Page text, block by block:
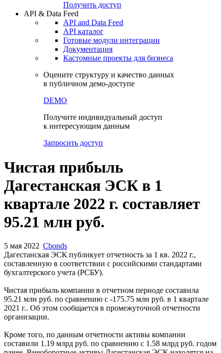
Получить доступ
API & Data Feed
API and Data Feed
API каталог
Готовые модули интеграции
Документация
Кастомные проекты для бизнеса
Оцените структуру и качество данных
в публичном демо-доступе
DEMO
Получите индивидуальный доступ
к интересующим данным
Запросить доступ
Чистая прибыль
Дагестанская ЭСК в 1
квартале 2022 г. составляет
95.21 млн руб.
5 мая 2022 Cbonds
Дагестанская ЭСК публикует отчетность за 1 кв. 2022 г.,
составленную в соответствии с российскими стандартами
бухгалтерского учета (РСБУ).
Чистая прибыль компании в отчетном периоде составила
95.21 млн руб. по сравнению с -175.75 млн руб. в 1 квартале
2021 г.. Об этом сообщается в промежуточной отчетности
организации.
Кроме того, по данным отчетности активы компании
составили 1.19 млрд руб. по сравнению с 1.58 млрд руб. годом